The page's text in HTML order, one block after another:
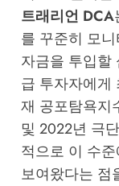
트래리언 DCA
를 꾸준히 모
자금을 투입할
급 투자자에게
재 공포탐욕지
및 2022년 극
적으로 이 수
보여왔다는 점